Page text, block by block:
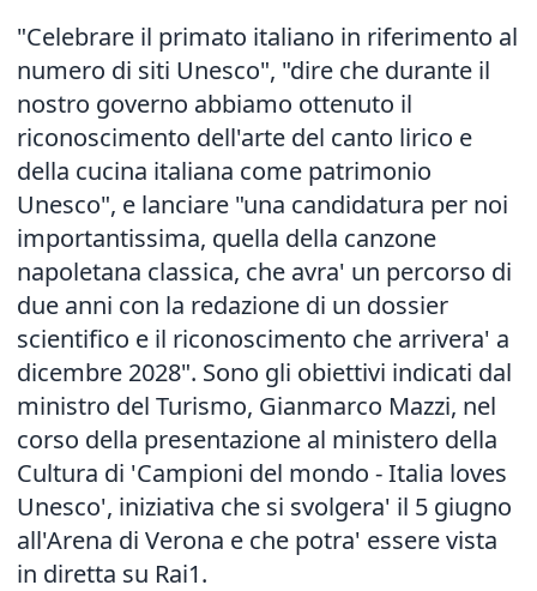
"Celebrare il primato italiano in riferimento al
numero di siti Unesco", "dire che durante il
nostro governo abbiamo ottenuto il
riconoscimento dell'arte del canto lirico e
della cucina italiana come patrimonio
Unesco", e lanciare "una candidatura per noi
importantissima, quella della canzone
napoletana classica, che avra' un percorso di
due anni con la redazione di un dossier
scientifico e il riconoscimento che arrivera' a
dicembre 2028". Sono gli obiettivi indicati dal
ministro del Turismo, Gianmarco Mazzi, nel
corso della presentazione al ministero della
Cultura di 'Campioni del mondo - Italia loves
Unesco', iniziativa che si svolgera' il 5 giugno
all'Arena di Verona e che potra' essere vista
in diretta su Rai1.